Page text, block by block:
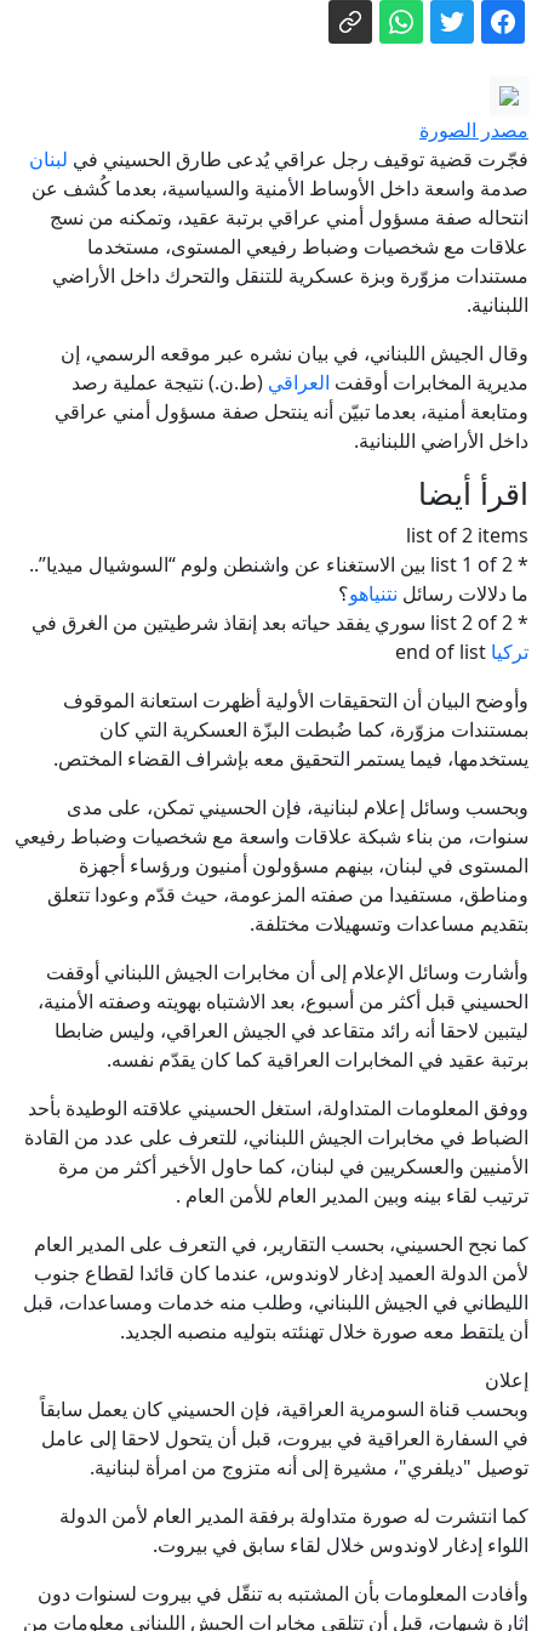
واشنطن من الأسلحة.. وبزشكيان يكشف
مجتبى خامنئي دون توضيح تاريخه
نائب أمريكي: اتفاقية السعودية وتركيا
وباكستان إنجاز يحسب لترامب
بفارق صوت واحد.. الشيوخ الأمريكي يقر
اندلاع حريق جديد على سريع الشعلة في
بغداد
مصدر الصورة
فجّرت قضية توقيف رجل عراقي يُدعى طارق الحسيني في لبنان
صدمة واسعة داخل الأوساط الأمنية والسياسية، بعدما كُشف عن
انتحاله صفة مسؤول أمني عراقي برتبة عقيد، وتمكنه من نسج
علاقات مع شخصيات وضباط رفيعي المستوى، مستخدما
مستندات مزوّرة وبزة عسكرية للتنقل والتحرك داخل الأراضي
اللبنانية.
وقال الجيش اللبناني، في بيان نشره عبر موقعه الرسمي، إن
مديرية المخابرات أوقفت العراقي (ط.ن.) نتيجة عملية رصد
ومتابعة أمنية، بعدما تبيّن أنه ينتحل صفة مسؤول أمني عراقي
داخل الأراضي اللبنانية.
اقرأ أيضا
list of 2 items
* list 1 of 2 بين الاستغناء عن واشنطن ولوم “السوشيال ميديا”..
ما دلالات رسائل نتنياهو؟
* list 2 of 2 سوري يفقد حياته بعد إنقاذ شرطيتين من الغرق في
تركيا
وأوضح البيان أن التحقيقات الأولية أظهرت استعانة الموقوف
بمستندات مزوّرة، كما ضُبطت البزّة العسكرية التي كان
يستخدمها، فيما يستمر التحقيق معه بإشراف القضاء المختص.
وبحسب وسائل إعلام لبنانية، فإن الحسيني تمكن، على مدى
سنوات، من بناء شبكة علاقات واسعة مع شخصيات وضباط رفيعي
المستوى في لبنان، بينهم مسؤولون أمنيون ورؤساء أجهزة
ومناطق، مستفيدا من صفته المزعومة، حيث قدّم وعودا تتعلق
بتقديم مساعدات وتسهيلات مختلفة.
وأشارت وسائل الإعلام إلى أن مخابرات الجيش اللبناني أوقفت
الحسيني قبل أكثر من أسبوع، بعد الاشتباه بهويته وصفته الأمنية،
ليتبين لاحقا أنه رائد متقاعد في الجيش العراقي، وليس ضابطا
برتبة عقيد في المخابرات العراقية كما كان يقدّم نفسه.
ووفق المعلومات المتداولة، استغل الحسيني علاقته الوطيدة بأحد
الضباط في مخابرات الجيش اللبناني، للتعرف على عدد من القادة
الأمنيين والعسكريين في لبنان، كما حاول الأخير أكثر من مرة
ترتيب لقاء بينه وبين المدير العام للأمن العام .
كما نجح الحسيني، بحسب التقارير، في التعرف على المدير العام
لأمن الدولة العميد إدغار لاوندوس، عندما كان قائدا لقطاع جنوب
الليطاني في الجيش اللبناني، وطلب منه خدمات ومساعدات، قبل
أن يلتقط معه صورة خلال تهنئته بتوليه منصبه الجديد.
إعلان
وبحسب قناة السومرية العراقية، فإن الحسيني كان يعمل سابقاً
في السفارة العراقية في بيروت، قبل أن يتحول لاحقا إلى عامل
توصيل "ديلفري"، مشيرة إلى أنه متزوج من امرأة لبنانية.
كما انتشرت له صورة متداولة برفقة المدير العام لأمن الدولة
اللواء إدغار لاوندوس خلال لقاء سابق في بيروت.
وأفادت المعلومات بأن المشتبه به تنقّل في بيروت لسنوات دون
إثارة شبهات، قبل أن تتلقى مخابرات الجيش اللبناني معلومات من